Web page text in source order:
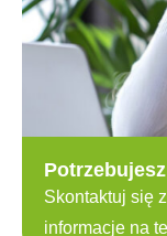
Skontaktuj się
informacje na